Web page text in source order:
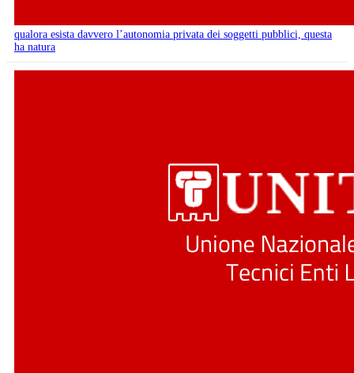
qualora esista davvero l’autonomia privata dei soggetti pubblici, questa
ha natura